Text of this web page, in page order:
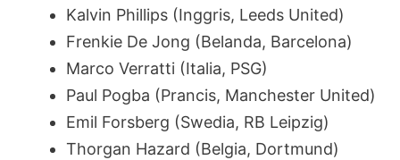
Kalvin Phillips (Inggris, Leeds United)
Frenkie De Jong (Belanda, Barcelona)
Marco Verratti (Italia, PSG)
Paul Pogba (Prancis, Manchester United)
Emil Forsberg (Swedia, RB Leipzig)
Thorgan Hazard (Belgia, Dortmund)